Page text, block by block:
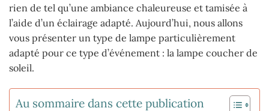
rien de tel qu’une ambiance chaleureuse et tamisée à
l’aide d’un éclairage adapté. Aujourd’hui, nous allons
vous présenter un type de lampe particulièrement
adapté pour ce type d’événement : la lampe coucher de
soleil.
Au sommaire dans cette publication